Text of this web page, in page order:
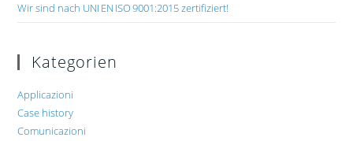
Wir sind nach UNI EN ISO 9001:2015 zertifiziert!
Kategorien
Applicazioni
Case history
Comunicazioni